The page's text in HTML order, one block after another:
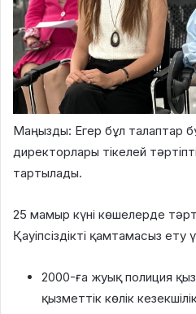
Маңызды: Егер бұл талаптар
директорлары тікелей
тартылады.
25 мамыр күні көшелерде
Қауіпсіздікті қамтамасыз ету
2000-ға жуық полиция
қызметтік көлік